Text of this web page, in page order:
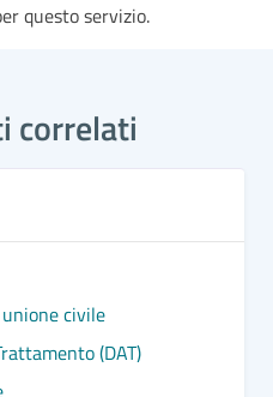
questo servizio.
correlati
civile
(DAT)